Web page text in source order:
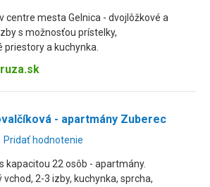
centre mesta Gelnica - dvojlôžkové a
s možnosťou prístelky,
priestory a kuchynka.
- apartmány Zuberec
Pridať hodnotenie
kapacitou 22 osôb - apartmány.
2-3 izby, kuchynka, sprcha,